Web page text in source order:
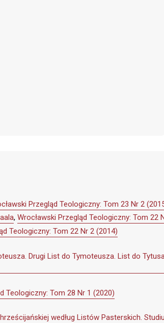
Przegląd Teologiczny: Tom 23 Nr 2
, Wrocławski Przegląd Teologiczny: Tom 22
Teologiczny: Tom 22 Nr 2 (2014)
Drugi List do Tymoteusza. List do
Teologiczny: Tom 28 Nr 1 (2020)
według Listów Pasterskich.